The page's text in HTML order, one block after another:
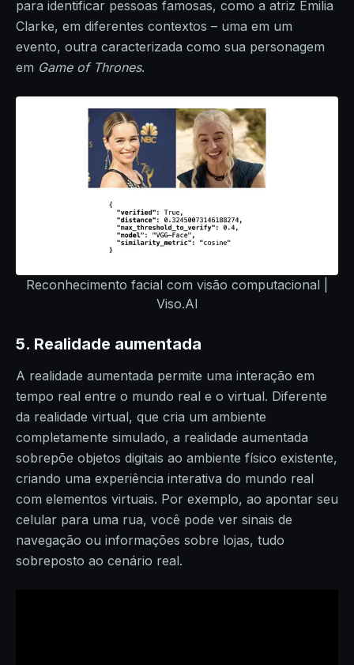
para identificar pessoas famosas, como a atriz Emilia
Clarke, em diferentes contextos – uma em um
evento, outra caracterizada como sua personagem
em Game of Thrones.
Reconhecimento facial com visão computacional |
Viso.AI
5. Realidade aumentada
A realidade aumentada permite uma interação em
tempo real entre o mundo real e o virtual. Diferente
da realidade virtual, que cria um ambiente
completamente simulado, a realidade aumentada
sobrepõe objetos digitais ao ambiente físico existente,
criando uma experiência interativa do mundo real
com elementos virtuais. Por exemplo, ao apontar seu
celular para uma rua, você pode ver sinais de
navegação ou informações sobre lojas, tudo
sobreposto ao cenário real.